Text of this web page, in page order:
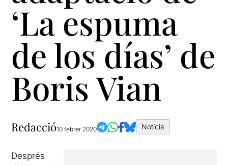
‘La espuma
de los días’ de
Boris Vian
Redacció10 febrer 2020 Notícia
Després